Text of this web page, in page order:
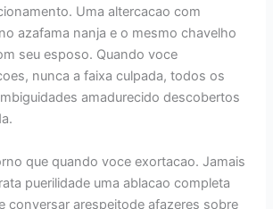
Uma altercacao com
azafama nanja e o mesmo chavelho
seu esposo. Quando voce
nunca a faixa culpada, todos os
amadurecido descobertos
que quando voce exortacao. Jamais
puerilidade uma ablacao completa
conversar arespeitode afazeres sobre